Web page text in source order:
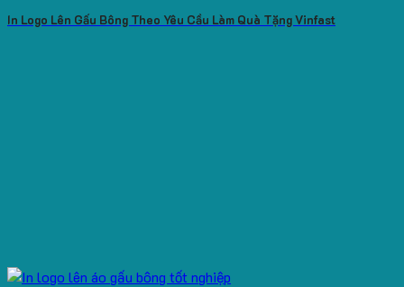
In Logo Lên Gấu Bông Theo Yêu Cầu Làm Quà Tặng Vinfast